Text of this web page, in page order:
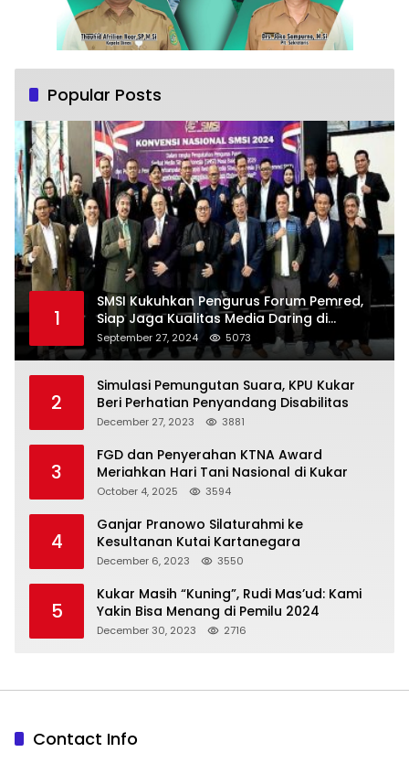
Popular Posts
1
SMSI Kukuhkan Pengurus Forum Pemred,
Siap Jaga Kualitas Media Daring di
Indonesia
September 27, 2024 5073
2
Simulasi Pemungutan Suara, KPU Kukar
Beri Perhatian Penyandang Disabilitas
December 27, 2023 3881
3
FGD dan Penyerahan KTNA Award
Meriahkan Hari Tani Nasional di Kukar
October 4, 2025 3594
4
Ganjar Pranowo Silaturahmi ke
Kesultanan Kutai Kartanegara
December 6, 2023 3550
5
Kukar Masih “Kuning”, Rudi Mas’ud: Kami
Yakin Bisa Menang di Pemilu 2024
December 30, 2023 2716
Contact Info